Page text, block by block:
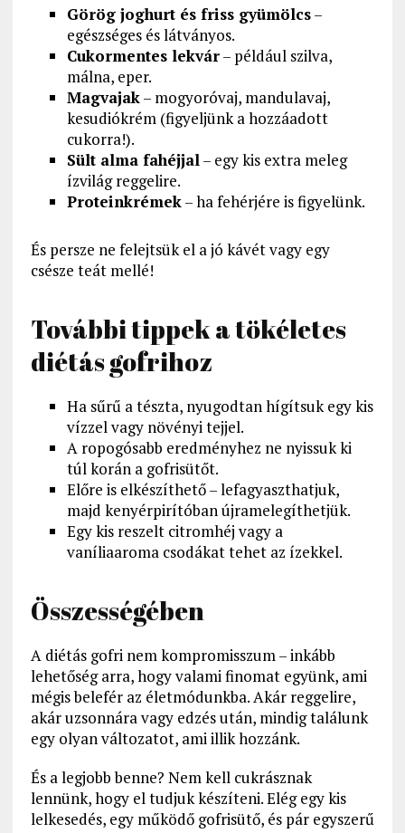
Görög joghurt és friss gyümölcs–
egészséges és látványos.
Cukormentes lekvár– például szilva,
málna, eper.
Magvajak– mogyoróvaj, mandulavaj,
kesudiókrém (figyeljünk a hozzáadott
cukorra!).
Sült alma fahéjjal– egy kis extra meleg
ízvilág reggelire.
Proteinkrémek– ha fehérjére is figyelünk.
És persze ne felejtsük el a jó kávét vagy egy
csésze teát mellé!
További tippek a tökéletes
diétás gofrihoz
Ha sűrű a tészta, nyugodtan hígítsuk egy kis
vízzel vagy növényi tejjel.
A ropogósabb eredményhez ne nyissuk ki
túl korán a gofrisütőt.
Előre is elkészíthető – lefagyaszthatjuk,
majd kenyérpirítóban újramelegíthetjük.
Egy kis reszelt citromhéj vagy a
vaníliaaroma csodákat tehet az ízekkel.
Összességében
A diétás gofri nem kompromisszum – inkább
lehetőség arra, hogy valami finomat együnk, ami
mégis belefér az életmódunkba. Akár reggelire,
akár uzsonnára vagy edzés után, mindig találunk
egy olyan változatot, ami illik hozzánk.
És a legjobb benne? Nem kell cukrásznak
lennünk, hogy el tudjuk készíteni. Elég egy kis
lelkesedés, egy működő gofrisütő, és pár egyszerű